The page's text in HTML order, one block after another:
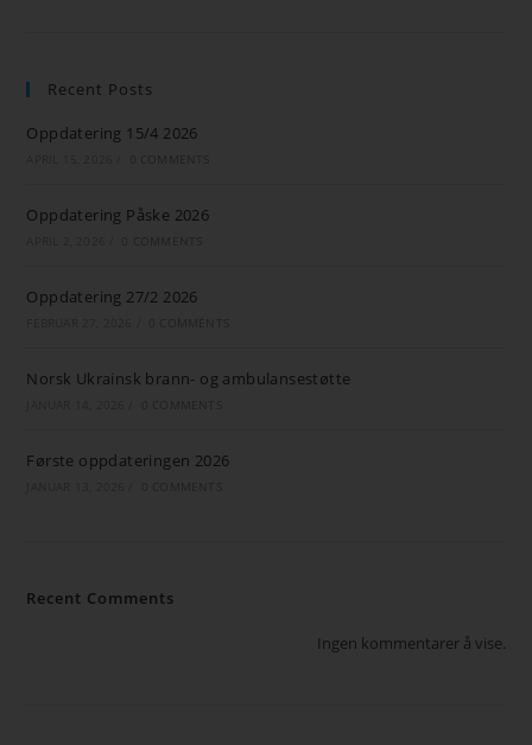
Recent Posts
Oppdatering 15/4 2026
Oppdatering Påske 2026
Oppdatering 27/2 2026
Norsk Ukrainsk brann- og ambulansestøtte
Første oppdateringen 2026
Recent Comments
Ingen kommentarer å vise.